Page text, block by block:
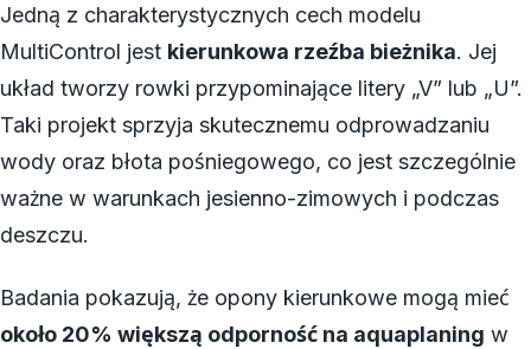
Jedną z charakterystycznych cech modelu
MultiControl jest kierunkowa rzeźba bieżnika. Jej
układ tworzy rowki przypominające litery „V” lub „U”.
Taki projekt sprzyja skutecznemu odprowadzaniu
wody oraz błota pośniegowego, co jest szczególnie
ważne w warunkach jesienno-zimowych i podczas
deszczu.
Badania pokazują, że opony kierunkowe mogą mieć
około 20% większą odporność na aquaplaning w